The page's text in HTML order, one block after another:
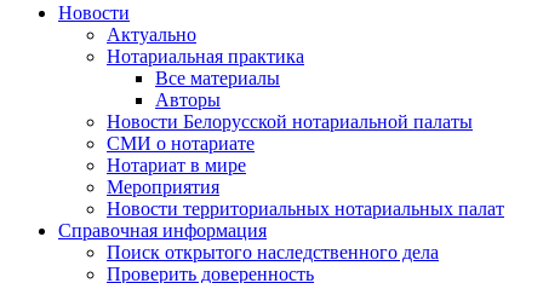
Новости
Актуально
Нотариальная практика
Все материалы
Авторы
Новости Белорусской нотариальной палаты
СМИ о нотариате
Нотариат в мире
Мероприятия
Новости территориальных нотариальных палат
Справочная информация
Поиск открытого наследственного дела
Проверить доверенность